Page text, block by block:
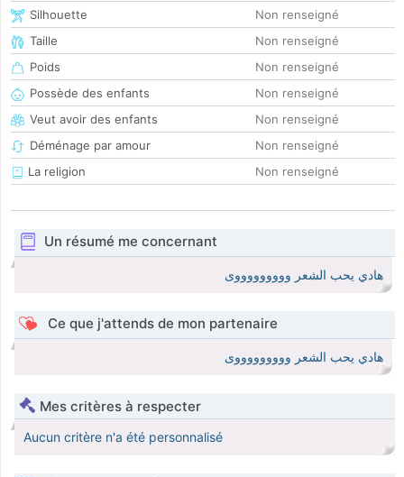
Silhouette
Non renseigné
Taille
Non renseigné
Poids
Non renseigné
Possède des enfants
Non renseigné
Veut avoir des enfants
Non renseigné
Déménage par amour
Non renseigné
La religion
Non renseigné
Un résumé me concernant
هادي يحب الشعر وووووووووى
Ce que j'attends de mon partenaire
هادي يحب الشعر وووووووووى
Mes critères à respecter
Aucun critère n'a été personnalisé